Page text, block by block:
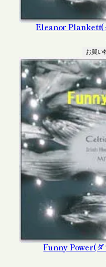
Eleanor Plankett(
お買い
Funny Power(ダ